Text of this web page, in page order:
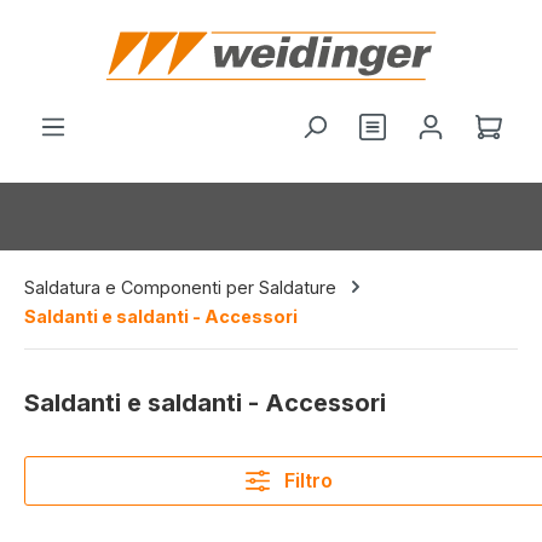
principale
Hai 0 articoliIl
Saldatura e Componenti per Saldature
Saldanti e saldanti - Accessori
Saldanti e saldanti - Accessori
Filtro